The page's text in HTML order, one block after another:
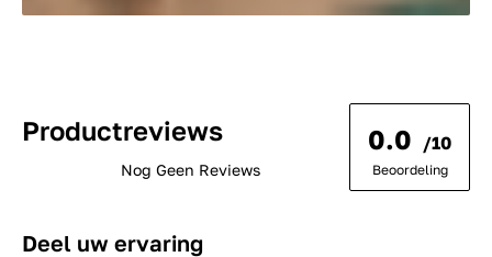
Productreviews
Nog Geen Reviews
0.0 /10
Beoordeling
Deel uw ervaring